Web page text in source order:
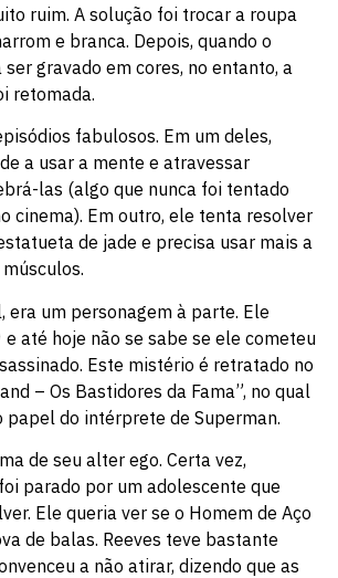
ruim. A solução foi trocar a roupa
e branca. Depois, quando o
gravado em cores, no entanto, a
retomada.
fabulosos. Em um deles,
a usar a mente e atravessar
las (algo que nunca foi tentado
cinema). Em outro, ele tenta resolver
de jade e precisa usar mais a
era um personagem à parte. Ele
até hoje não se sabe se ele cometeu
Este mistério é retratado no
– Os Bastidores da Fama”, no qual
papel do intérprete de Superman.
de seu alter ego. Certa vez,
parado por um adolescente que
Ele queria ver se o Homem de Aço
de balas. Reeves teve bastante
a não atirar, dizendo que as